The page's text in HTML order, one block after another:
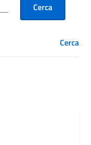
Cerca
Cerca